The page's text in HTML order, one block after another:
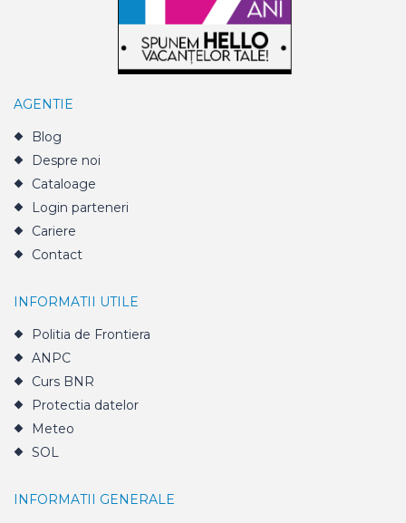
AGENTIE
Blog
Despre noi
Cataloage
Login parteneri
Cariere
Contact
INFORMATII UTILE
Politia de Frontiera
ANPC
Curs BNR
Protectia datelor
Meteo
SOL
INFORMATII GENERALE